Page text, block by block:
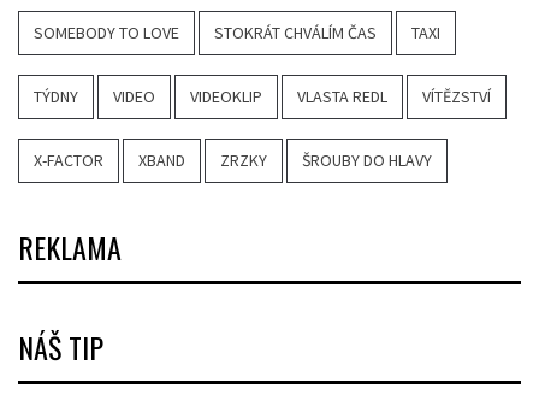
SOMEBODY TO LOVE STOKRÁT CHVÁLÍM ČAS TAXI
TÝDNY VIDEO VIDEOKLIP VLASTA REDL VÍTĚZSTVÍ
X-FACTOR XBAND ZRZKY ŠROUBY DO HLAVY
REKLAMA
NÁŠ TIP